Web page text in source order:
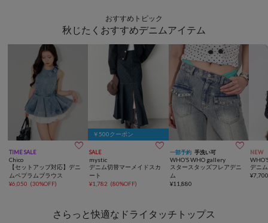
おすすめトピック
秋じたくおすすめデニムアイテム
TIME SALE 
Chico
【セットアップ対応】デニ
ムペプラムブラウス
¥6,050 (30%OFF)
￥500クーポン
SALE 
mystic
デニム切替マーメイドスカ
ート
¥1,782 (80%OFF)
一部予約 手洗い可 
WHO’S WHO gallery
スタースタッズフレアデニ
ム
¥11,880
NEW
デニ
¥
さらっと快適なドライタッチトップス